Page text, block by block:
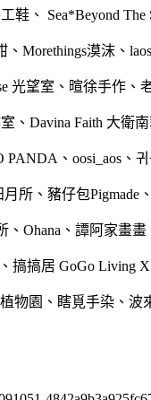
鞋、 Sea*Beyond The
、 Morethings漠沫 、
光望室 、 暄徐手作、
、 Davina Faith 大衛
PANDA 、 oosi_aos、
月所 、 豬仔包Pigmade 、
、 Ohana 、 譚阿家畫畫
、 搞搞居 GoGo Living X
物園 、 瞎覓手染、 波